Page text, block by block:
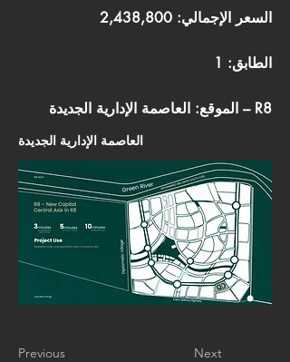
السعر الإجمالي: 2,438,800
الطابق: 1
الموقع: العاصمة الإدارية الجديدة – R8
العاصمة الإدارية الجديدة
Previous Next